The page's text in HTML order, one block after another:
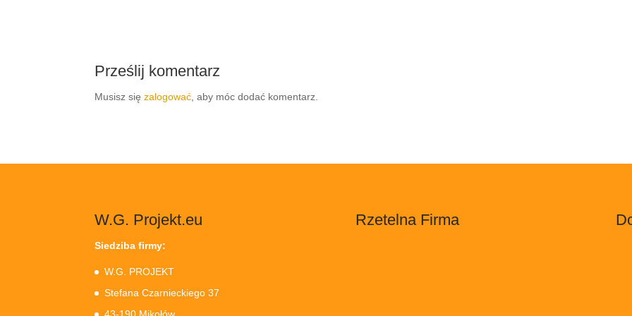
Prześlij komentarz
Musisz sięzalogować, aby móc dodać komentarz.
W.G. Projekt.eu
Siedziba firmy:
W.G. PROJEKT
Stefana Czarnieckiego 37
Rzetelna Firma